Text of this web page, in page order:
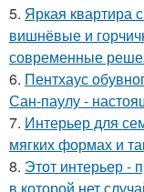
5. Яркая квартира
вишнёвые и
современные
6. Пентхаус
Сан-паулу -
7. Интерьер для
мягких формах и
8. Этот интерьер -